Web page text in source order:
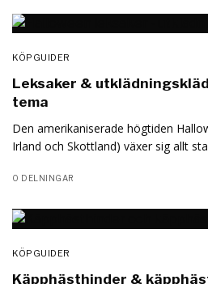
KÖPGUIDER
Leksaker &
tema
Den amerikaniserade högtiden
Irland och Skottland) växer sig allt
0 DELNINGAR
KÖPGUIDER
Käpphästhinder &